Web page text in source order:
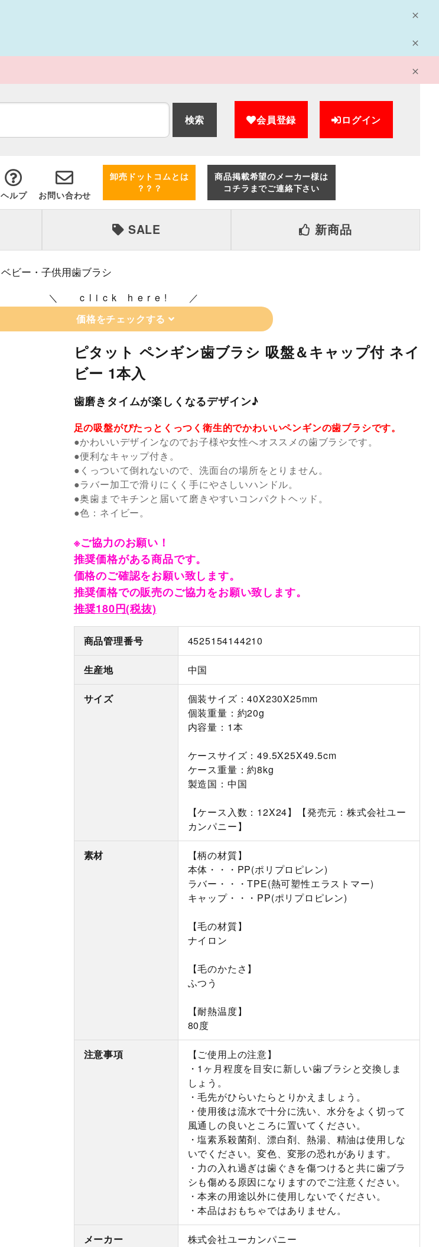
検索 会員登録 ログイン
ヘルプ お問い合わせ
卸売ドットコムとは
？？？
商品掲載希望のメーカー様は
コチラまでご連絡下さい
SALE 新商品
ベビー・子供用歯ブラシ
click here!
価格をチェックする
ピタット ペンギン歯ブラシ 吸盤＆キャップ付 ネイ
ビー 1本入
歯磨きタイムが楽しくなるデザイン♪
足の吸盤がぴたっとくっつく衛生的でかわいいペンギンの歯ブラシです。
●かわいいデザインなのでお子様や女性へオススメの歯ブラシです。
●便利なキャップ付き。
●くっついて倒れないので、洗面台の場所をとりません。
●ラバー加工で滑りにくく手にやさしいハンドル。
●奥歯までキチンと届いて磨きやすいコンパクトヘッド。
●色：ネイビー。
※ご協力のお願い！
推奨価格がある商品です。
価格のご確認をお願い致します。
推奨価格での販売のご協力をお願い致します。
推奨180円(税抜)
商品管理番号 4525154144210
生産地 中国
サイズ
個装サイズ：40X230X25mm
個装重量：約20g
内容量：1本
ケースサイズ：49.5X25X49.5cm
ケース重量：約8kg
製造国：中国
【ケース入数：12X24】【発売元：株式会社ユー
カンパニー】
素材
【柄の材質】
本体・・・PP(ポリプロピレン)
ラバー・・・TPE(熱可塑性エラストマー)
キャップ・・・PP(ポリプロピレン)
【毛の材質】
ナイロン
【毛のかたさ】
ふつう
【耐熱温度】
80度
注意事項
【ご使用上の注意】
・1ヶ月程度を目安に新しい歯ブラシと交換しま
しょう。
・毛先がひらいたらとりかえましょう。
・使用後は流水で十分に洗い、水分をよく切って
風通しの良いところに置いてください。
・塩素系殺菌剤、漂白剤、熱湯、精油は使用しな
いでください。変色、変形の恐れがあります。
・力の入れ過ぎは歯ぐきを傷つけると共に歯ブラ
シも傷める原因になりますのでご注意ください。
・本来の用途以外に使用しないでください。
・本品はおもちゃではありません。
メーカー 株式会社ユーカンパニー